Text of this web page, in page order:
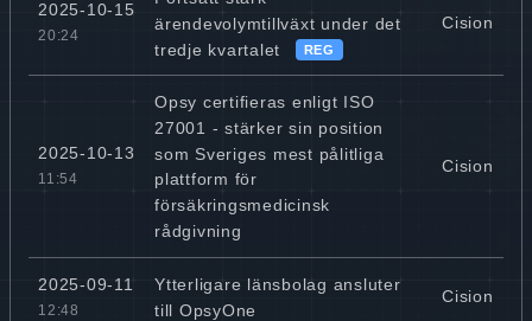
2025-10-15
20:24
ärendevolymtillväxt under det
tredje kvartalet
REG
Cision
2025-10-13
11:54
Opsy certifieras enligt ISO
27001 - stärker sin position
som Sveriges mest pålitliga
plattform för
försäkringsmedicinsk
rådgivning
Cision
2025-09-11
12:48
Ytterligare länsbolag ansluter
till OpsyOne
Cision